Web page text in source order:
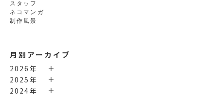
スタッフ
ネコマンガ
制作風景
月別アーカイブ
2026年
2025年
2024年